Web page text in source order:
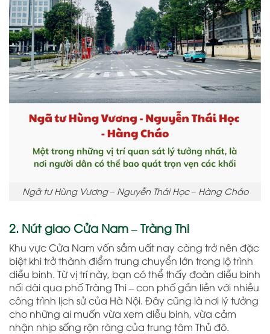
Ngã tư Hùng Vương – Nguyễn Thái Học – Hàng Cháo
2. Nút giao Cửa Nam – Tràng Thi
Khu vực Cửa Nam vốn sầm uất nay càng trở nên đặc
biệt khi trở thành điểm trung chuyển lớn trong lộ trình
diễu binh. Từ vị trí này, bạn có thể thấy đoàn diễu binh
nối dài qua phố Tràng Thi – con phố gắn liền với nhiều
công trình lịch sử của Hà Nội. Đây cũng là nơi lý tưởng
cho những ai muốn vừa xem diễu binh, vừa cảm
nhận nhịp sống rộn ràng của trung tâm Thủ đô.